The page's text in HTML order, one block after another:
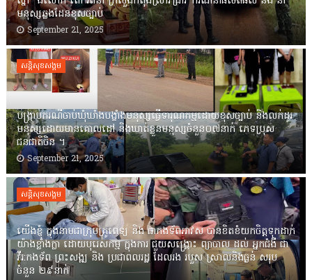
មនុស្សឆ្លងដែនខុសច្បាប់
September 21, 2025
សន្តិសុខសង្គម
បង្រ្កាបករណីចាប់ឃុំឃាំងបង្ខាំងមនុស្សធ្វើទារុណកម្មដោយខុសច្បាប់ និងលក់ដូរ
មនុស្សដោយមានគោលដៅ និងឃាត់ខ្លួនមនុស្សចំនួន០៧នាក់ ភេទប្រុស
ជនជាតិចិន ។
September 21, 2025
សន្តិសុខសង្គម
យើងខ្ញុំ ក្នុងនាមជាក្រុមគ្រូពេទ្យ និង ជាកងទ័ពអាវស បានខិតខំយកចិត្តទុកដាក់
យ៉ាងខ្លាំងក្លា ដោយបុរេសកម្ម ក្នុងការ ជួយសង្រ្គោះ ព្យាបាល ដល់ អ្នកជំងឺ ជា
វីរ:កងទ័ព ព្រះសង្ឍ និង ប្រជាពលរដ្ឋ ដែលរង របួស ស្រាលនិងធ្ងន់ សរុប
ចំនួន ២៩នាក់